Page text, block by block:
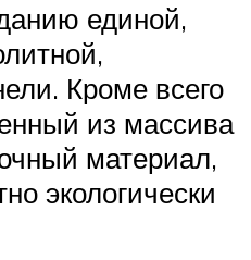
единой,
Кроме всего
из массива
материал,
экологически